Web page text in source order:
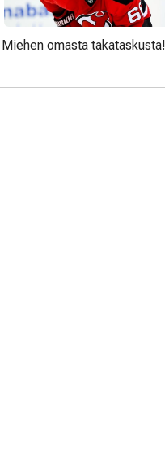
omasta takataskusta!